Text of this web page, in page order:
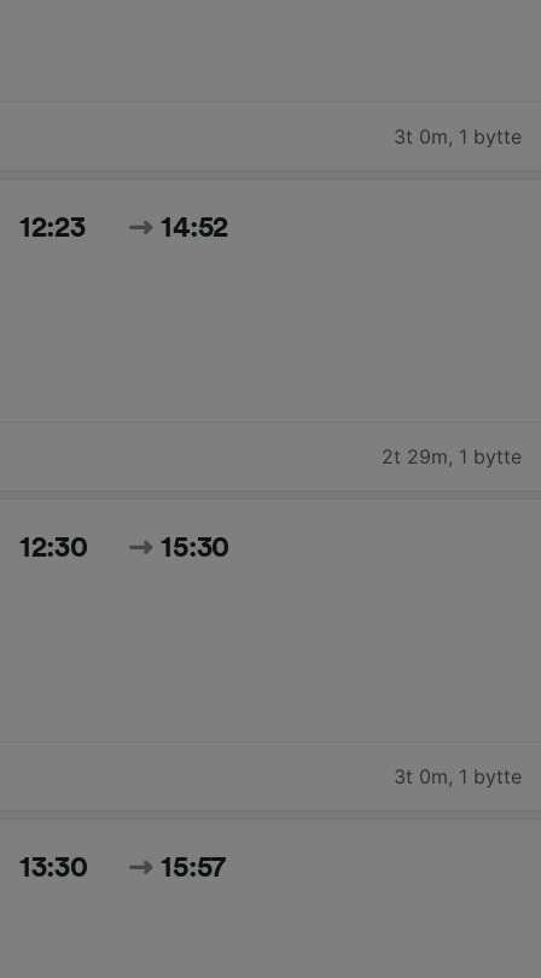
3t 0m, 1 bytte
12:23 14:52
2t 29m, 1 bytte
12:30 15:30
3t 0m, 1 bytte
13:30 15:57